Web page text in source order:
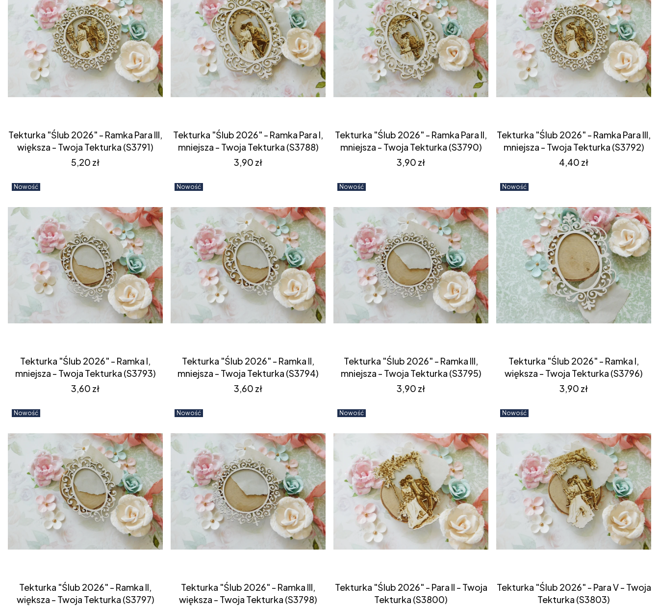
Tekturka "Ślub 2026" - Ramka Para III,
większa - Twoja Tekturka (S3791)
Cena
5,20 zł
Tekturka "Ślub 2026" - Ramka Para I,
mniejsza - Twoja Tekturka (S3788)
Cena
3,90 zł
Tekturka "Ślub 2026" - Ramka Para II,
mniejsza - Twoja Tekturka (S3790)
Cena
3,90 zł
Tekturka "Ślub 2026" - Ramka Para III,
mniejsza - Twoja Tekturka (S3792)
Cena
4,40 zł
Nowość
Tekturka "Ślub 2026" - Ramka I,
mniejsza - Twoja Tekturka (S3793)
Cena
3,60 zł
Nowość
Tekturka "Ślub 2026" - Ramka II,
mniejsza - Twoja Tekturka (S3794)
Cena
3,60 zł
Nowość
Tekturka "Ślub 2026" - Ramka III,
mniejsza - Twoja Tekturka (S3795)
Cena
3,90 zł
Nowość
Tekturka "Ślub 2026" - Ramka I,
większa - Twoja Tekturka (S3796)
Cena
3,90 zł
Nowość
Tekturka "Ślub 2026" - Ramka II,
większa - Twoja Tekturka (S3797)
Nowość
Tekturka "Ślub 2026" - Ramka III,
większa - Twoja Tekturka (S3798)
Nowość
Tekturka "Ślub 2026" - Para II - Twoja
Tekturka (S3800)
Nowość
Tekturka "Ślub 2026" - Para V - Twoja
Tekturka (S3803)